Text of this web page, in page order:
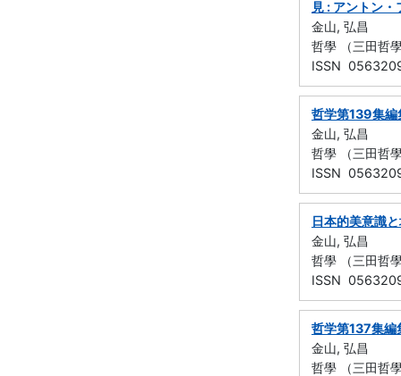
見 : アントン
金山, 弘昌
哲學 （三田哲
ISSN
哲学第139集編
金山, 弘昌
哲學 （三田哲
ISSN
日本的美意識
金山, 弘昌
哲學 （三田哲
ISSN
哲学第137集編
金山, 弘昌
哲學 （三田哲